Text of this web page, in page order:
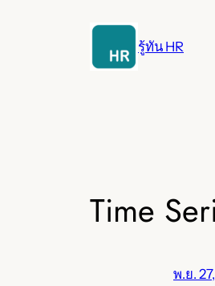
รู้ทัน HR
Time
พ.ย.